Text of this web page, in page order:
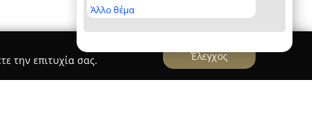
Άλλο θέμα
την επιτυχία σας. Έλεγχος